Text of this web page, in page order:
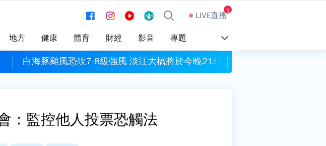
LIVE直播1
地方 健康 體育 財經 影音 專題
「破一大洞」
白海豚颱風恐吹7-8級強風 淡江大橋將於今晚21時封閉人行道及機車道
：監控他人投票恐觸法